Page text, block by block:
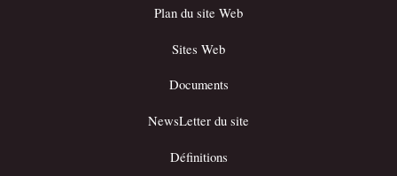
Plan du site Web
Sites Web
Documents
NewsLetter du site
Définitions